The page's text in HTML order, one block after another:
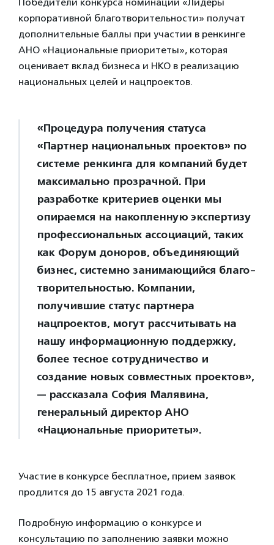
корпоративной благо­твори­тель­ности» получат
дополнительные баллы при участии в ренкинге
АНО «Национальные приоритеты», которая
оценивает вклад бизнеса и НКО в реализацию
национальных целей и нацпроектов.
«Процедура получения статуса
«Партнер национальных проектов» по
системе ренкинга для компаний будет
максимально прозрачной. При
разработке критериев оценки мы
опираемся на накопленную экспертизу
профессиональных ассоциаций, таких
как Форум доноров, объединяющий
бизнес, системно занимающийся благо­
твори­тель­ностью. Компании,
получившие статус партнера
нацпроектов, могут рассчитывать на
нашу информационную поддержку,
более тесное сотрудничество и
создание новых совместных проектов»,
— рассказала София Малявина,
генеральный директор АНО
«Национальные приоритеты».
Участие в конкурсе бесплатное, прием заявок
продлится до 15 августа 2021 года.
Подробную информацию о конкурсе и
консультацию по заполнению заявки можно